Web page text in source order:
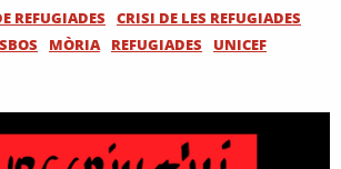
REFUGIADES
CRISI DE LES REFUGIADES
MÒRIA REFUGIADES UNICEF